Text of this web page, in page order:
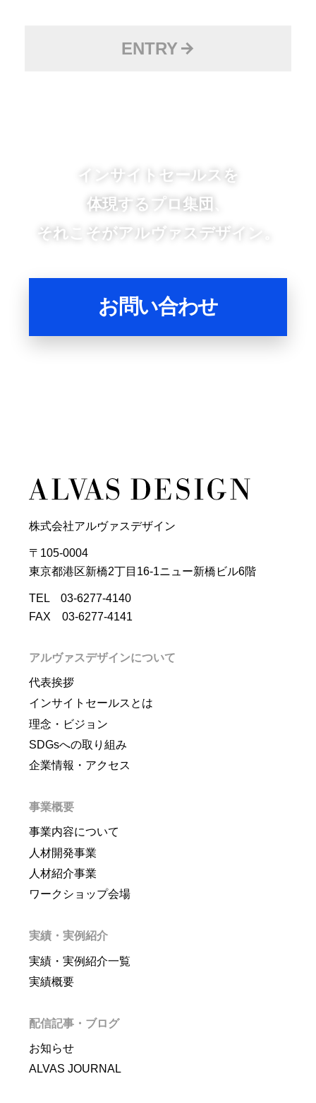
ENTRY
インサイトセールスを
体現するプロ集団、
それこそがアルヴァスデザイン。
お問い合わせ
株式会社アルヴァスデザイン
〒105-0004
東京都港区新橋2丁目16-1ニュー新橋ビル6階
TEL 03-6277-4140
FAX 03-6277-4141
アルヴァスデザインについて
代表挨拶
インサイトセールスとは
理念・ビジョン
SDGsへの取り組み
企業情報・アクセス
事業概要
事業内容について
人材開発事業
人材紹介事業
ワークショップ会場
実績・実例紹介
実績・実例紹介一覧
実績概要
配信記事・ブログ
お知らせ
ALVAS JOURNAL